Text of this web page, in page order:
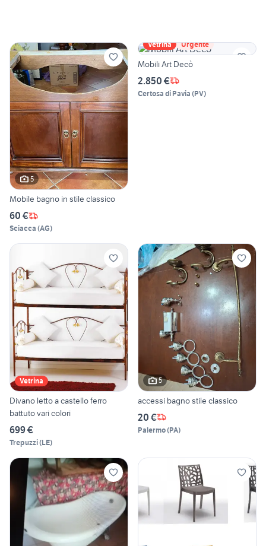
5
Mobile bagno in stile classico
60 €
Sciacca (AG)
Vetrina Urgente
Mobili Art Decò
2.850 €
Certosa di Pavia (PV)
Vetrina
Divano letto a castello ferro
battuto vari colori
699 €
Trepuzzi(LE)
5
accessi bagno stile classico
20 €
Palermo(PA)